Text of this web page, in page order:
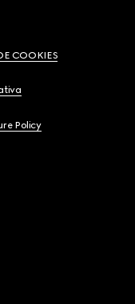
COOKIES
Policy